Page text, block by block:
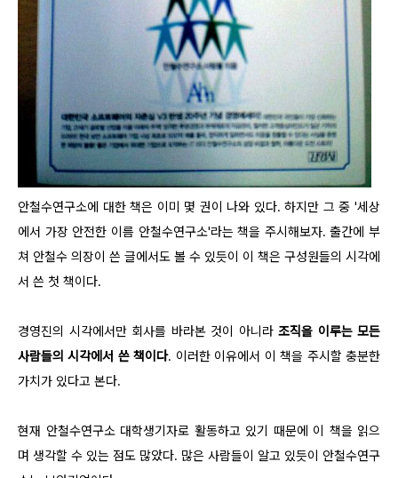
안철수연구소에 대한 책은 이미 몇 권이 나와 있다. 하지만 그 중 '세상
에서 가장 안전한 이름 안철수연구소'라는 책을 주시해보자. 출간에 부
쳐 안철수 의장이 쓴 글에서도 볼 수 있듯이 이 책은 구성원들의 시각에
서 쓴 첫 책이다.
경영진의 시각에서만 회사를 바라본 것이 아니라 조직을 이루는 모든
사람들의 시각에서 쓴 책이다. 이러한 이유에서 이 책을 주시할 충분한
가치가 있다고 본다.
현재 안철수연구소 대학생기자로 활동하고 있기 때문에 이 책을 읽으
며 생각할 수 있는 점도 많았다. 많은 사람들이 알고 있듯이 안철수연구